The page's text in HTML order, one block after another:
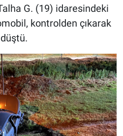
G. (19) idaresindeki
kontrolden çıkarak